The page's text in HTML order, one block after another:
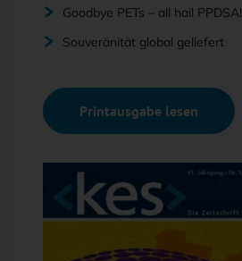
Goodbye PETs – all hail PPDSA!
Souveränität global geliefert
Printausgabe lesen